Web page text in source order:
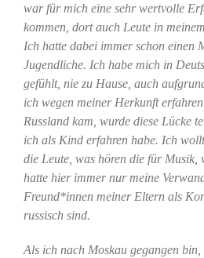
war für mich eine sehr wertvolle
kommen, dort auch Leute in
Ich hatte dabei immer schon einen
Jugendliche. Ich habe mich in
gefühlt, nie zu Hause, auch
ich wegen meiner Herkunft
Russland kam, wurde diese Lücke
ich als Kind erfahren habe. Ich
die Leute, was hören die für Musik,
hatte hier immer nur meine
Freund*innen meiner Eltern als
russisch sind.
Als ich nach Moskau gegangen